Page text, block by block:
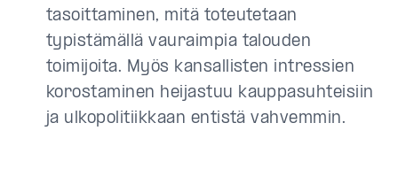
tasoittaminen, mitä toteutetaan
typistämällä vauraimpia talouden
toimijoita. Myös kansallisten intressien
korostaminen heijastuu kauppasuhteisiin
ja ulkopolitiikkaan entistä vahvemmin.